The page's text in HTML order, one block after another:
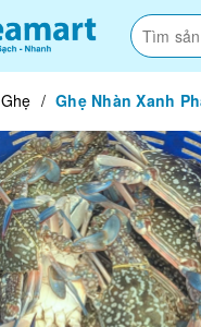
Ghẹ / Ghẹ Nhàn Xanh